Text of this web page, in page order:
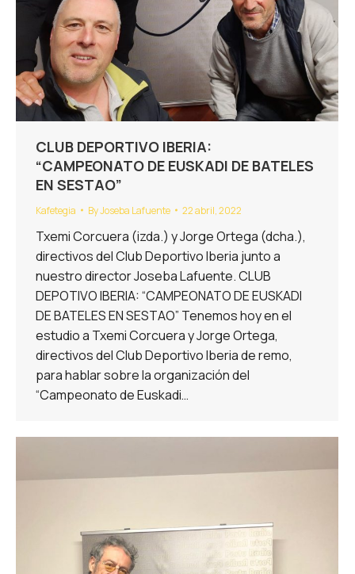
CLUB DEPORTIVO IBERIA:
“CAMPEONATO DE EUSKADI DE BATELES
EN SESTAO”
Kafetegia ByJoseba Lafuente 22 abril, 2022
Txemi Corcuera (izda.) y Jorge Ortega (dcha.),
directivos del Club Deportivo Iberia junto a
nuestro director Joseba Lafuente. CLUB
DEPOTIVO IBERIA: “CAMPEONATO DE EUSKADI
DE BATELES EN SESTAO” Tenemos hoy en el
estudio a Txemi Corcuera y Jorge Ortega,
directivos del Club Deportivo Iberia de remo,
para hablar sobre la organización del
“Campeonato de Euskadi…